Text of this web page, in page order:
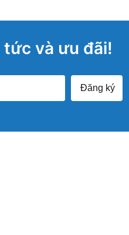
tức và ưu đãi!
Đăng ký